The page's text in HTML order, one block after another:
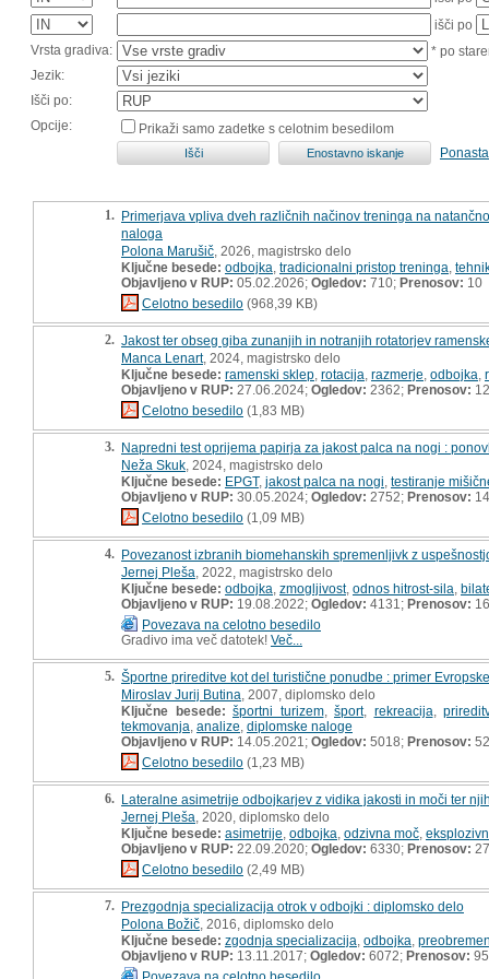
išči po
Vrsta gradiva:
* po
Jezik:
Išči po:
Opcije:
Prikaži samo zadetke s celotnim besedilom
1. Primerjava vpliva dveh različnih načinov treninga na
naloga
Polona Marušič , 2026, magistrsko delo
Ključne besede: odbojka tradicionalni pristop treninga
Objavljeno v RUP: 05.02.2026; Ogledov: 710; Prenosov: 10
Celotno besedilo (968,39 KB)
2. Jakost ter obseg giba zunanjih in notranjih rotatorjev
Manca Lenart, 2024, magistrsko delo
Ključne besede: ramenski sklep rotacija razmerje odbojka
Objavljeno v RUP: 27.06.2024; Ogledov: 2362; Prenosov:
Celotno besedilo (1,83 MB)
3. Napredni test oprijema papirja za jakost palca na nogi :
Neža Skuk , 2024, magistrsko delo
Ključne besede: EPGT, jakost palca na nogi testiranje
Objavljeno v RUP: 30.05.2024; Ogledov: 2752; Prenosov:
Celotno besedilo (1,09 MB)
4. Povezanost izbranih biomehanskih spremenljivk z
Jernej Pleša , 2022, magistrsko delo
Ključne besede: odbojka zmogljivost, odnos hitrost-sila
Objavljeno v RUP: 19.08.2022; Ogledov: 4131; Prenosov:
Povezava na celotno besedilo
Gradivo ima več datotek! Več...
5. Športne prireditve kot del turistične ponudbe : primer
Miroslav Jurij Butina , 2007, diplomsko delo
Ključne besede: športni turizem, šport, rekreacija
tekmovanja analize diplomske naloge
Objavljeno v RUP: 14.05.2021; Ogledov: 5018; Prenosov: 52
Celotno besedilo (1,23 MB)
6. Lateralne asimetrije odbojkarjev z vidika jakosti in moči ter
Jernej Pleša , 2020, diplomsko delo
Ključne besede: asimetrije odbojka odzivna moč
Objavljeno v RUP: 22.09.2020; Ogledov: 6330; Prenosov:
Celotno besedilo (2,49 MB)
7. Prezgodnja specializacija otrok v odbojki : diplomsko delo
Polona Božič , 2016, diplomsko delo
Ključne besede: zgodnja specializacija odbojka
Objavljeno v RUP: 13.11.2017; Ogledov: 6072; Prenosov: 95